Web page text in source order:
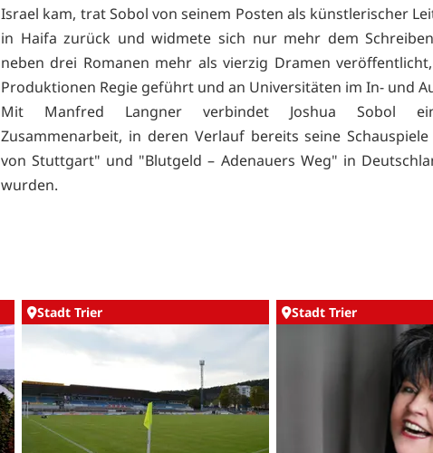
Israel kam, trat Sobol von seinem Posten als künstlerischer
in Haifa zurück und widmete sich nur mehr dem
neben drei Romanen mehr als vierzig Dramen
Produktionen Regie geführt und an Universitäten im In- und
Mit Manfred Langner verbindet Joshua Sobol
Zusammenarbeit, in deren Verlauf bereits seine
von Stuttgart" und "Blutgeld – Adenauers Weg" in
wurden.
Stadt Trier Stadt Trier